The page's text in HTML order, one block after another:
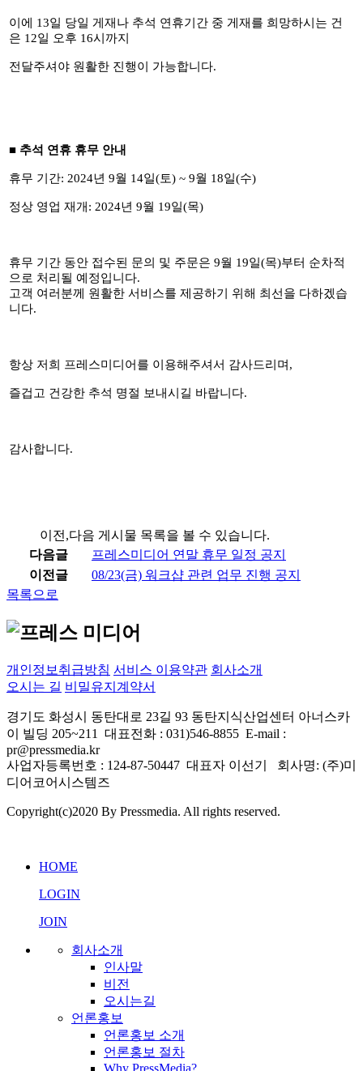
이에 13일 당일 게재나 추석 연휴기간 중 게재를 희망하시는 건
은 12일 오후 16시까지
전달주셔야 원활한 진행이 가능합니다.
■ 추석 연휴 휴무 안내
휴무 기간: 2024년 9월 14일(토) ~ 9월 18일(수)
정상 영업 재개 : 2024년 9월 19일(목)
휴무 기간 동안 접수된 문의 및 주문은 9월 19일(목)부터 순차적
으로 처리될 예정입니다.
고객 여러분께 원활한 서비스를 제공하기 위해 최선을 다하겠습
니다.
항상 저희 프레스미디어를 이용해주셔서 감사드리며 ,
즐겁고 건강한 추석 명절 보내시길 바랍니다.
감사합니다.
이전,다음 게시물 목록을 볼 수 있습니다.
다음글
프레스미디어 연말 휴무 일정 공지
이전글
08/23(금) 워크샵 관련 업무 진행 공지
목록으로
개인정보취급방침 서비스 이용약관 회사소개
오시는 길 비밀유지계약서
경기도 화성시 동탄대로 23길 93 동탄지식산업센터 아너스카
이 빌딩 205~211 대표전화 : 031)546-8855 E-mail :
pr@pressmedia.kr
사업자등록번호 : 124-87-50447 대표자 이선기 회사명: (주)미
디어코어시스템즈
Copyright(c)2020 By Pressmedia. All rights reserved.
프레스미디어 AI 상담
HOME
LOGIN
JOIN
회사소개
인사말
비전
오시는길
언론홍보
언론홍보 소개
언론홍보 절차
Why PressMedia?